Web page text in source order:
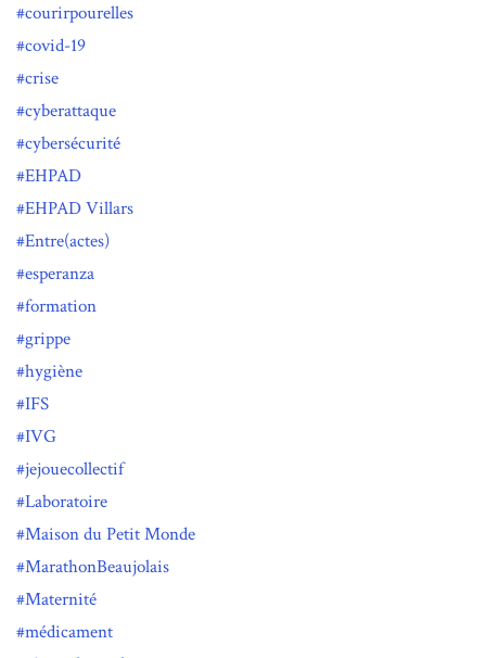
courirpourelles
covid-19
crise
cyberattaque
cybersécurité
EHPAD
EHPAD Villars
Entre(actes)
esperanza
formation
grippe
hygiène
IFS
IVG
jejouecollectif
Laboratoire
Maison du Petit Monde
MarathonBeaujolais
Maternité
médicament